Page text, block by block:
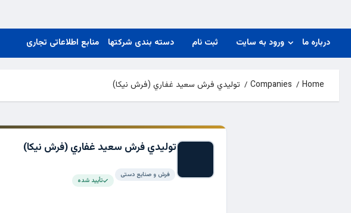
درباره ما ورود به سایت ثبت نام دسته بندی شرکتها منابع اطلاعاتی تجاری
Home
Companies توليدي فرش سعيد غفاري (فرش نيكا)
توليدي فرش سعيد غفاري (فرش نيكا)
فرش و صنایع دستی
تأیید شده